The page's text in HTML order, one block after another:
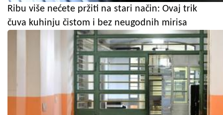
Ribu više nećete pržiti na stari način: Ovaj trik
čuva kuhinju čistom i bez neugodnih mirisa